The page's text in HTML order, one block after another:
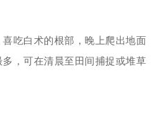
吃白术的根部，晚上爬出地面
，可在清晨至田间捕捉或堆草